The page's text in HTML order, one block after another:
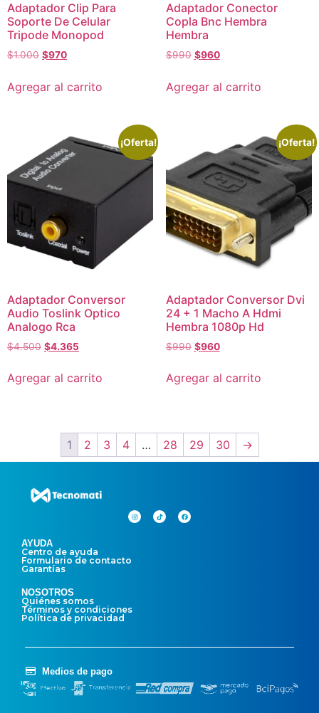
Adaptador Clip Para
Soporte De Celular
Tripode Monopod
$1.000 $970
Agregar al carrito
Adaptador Conector
Copla Bnc Hembra
Hembra
$990 $960
Agregar al carrito
¡Oferta!
Adaptador Conversor
Audio Toslink Optico
Analogo Rca
$4.500 $4.365
Agregar al carrito
¡Oferta!
Adaptador Conversor Dvi
24 + 1 Macho A Hdmi
Hembra 1080p Hd
$990 $960
Agregar al carrito
1 2 3 4 … 28 29 30 →
AYUDA
Centro de ayuda
Formulario de contacto
Garantías
NOSOTROS
Quiénes somos
Términos y condiciones
Política de privacidad
Medios de pago